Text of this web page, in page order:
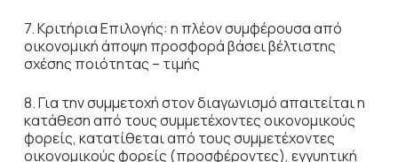
7. Κριτήρια Επιλογής: η πλέον συμφέρουσα από
οικονομική άποψη προσφορά βάσει βέλτιστης
σχέσης ποιότητας – τιμής
8. Για την συμμετοχή στον διαγωνισμό απαιτείται η
κατάθεση από τους συμμετέχοντες οικονομικούς
φορείς, κατατίθεται από τους συμμετέχοντες
οικονομικούς φορείς (προσφέροντες), εγγυητική